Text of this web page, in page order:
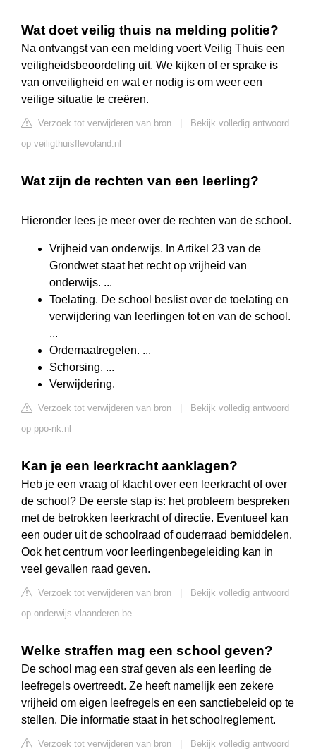
Wat doet veilig thuis na melding politie?
Na ontvangst van een melding voert Veilig Thuis een
veiligheidsbeoordeling uit. We kijken of er sprake is
van onveiligheid en wat er nodig is om weer een
veilige situatie te creëren.
Verzoek tot verwijderen van bron
Bekijk volledig antwoord
op veiligthuisflevoland.nl
Wat zijn de rechten van een leerling?
Hieronder lees je meer over de rechten van de school.
Vrijheid van onderwijs. In Artikel 23 van de
Grondwet staat het recht op vrijheid van
onderwijs. ...
Toelating. De school beslist over de toelating en
verwijdering van leerlingen tot en van de school.
...
Ordemaatregelen. ...
Schorsing. ...
Verwijdering.
Verzoek tot verwijderen van bron
Bekijk volledig antwoord
op ppo-nk.nl
Kan je een leerkracht aanklagen?
Heb je een vraag of klacht over een leerkracht of over
de school? De eerste stap is: het probleem bespreken
met de betrokken leerkracht of directie. Eventueel kan
een ouder uit de schoolraad of ouderraad bemiddelen.
Ook het centrum voor leerlingenbegeleiding kan in
veel gevallen raad geven.
Verzoek tot verwijderen van bron
Bekijk volledig antwoord
op onderwijs.vlaanderen.be
Welke straffen mag een school geven?
De school mag een straf geven als een leerling de
leefregels overtreedt. Ze heeft namelijk een zekere
vrijheid om eigen leefregels en een sanctiebeleid op te
stellen. Die informatie staat in het schoolreglement.
Verzoek tot verwijderen van bron
Bekijk volledig antwoord